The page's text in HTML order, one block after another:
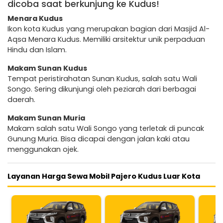
dicoba saat berkunjung ke Kudus!
Menara Kudus
Ikon kota Kudus yang merupakan bagian dari Masjid Al-
Aqsa Menara Kudus. Memiliki arsitektur unik perpaduan
Hindu dan Islam.
Makam Sunan Kudus
Tempat peristirahatan Sunan Kudus, salah satu Wali
Songo. Sering dikunjungi oleh peziarah dari berbagai
daerah.
Makam Sunan Muria
Makam salah satu Wali Songo yang terletak di puncak
Gunung Muria. Bisa dicapai dengan jalan kaki atau
menggunakan ojek.
Layanan Harga Sewa Mobil Pajero Kudus Luar Kota